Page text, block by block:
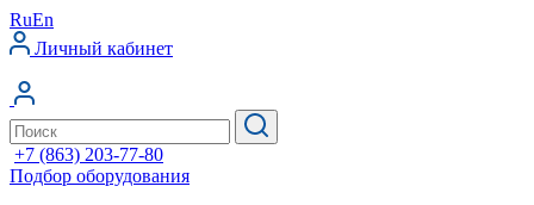
RuEn
Личный кабинет
+7 (863) 203-77-80
Подбор оборудования